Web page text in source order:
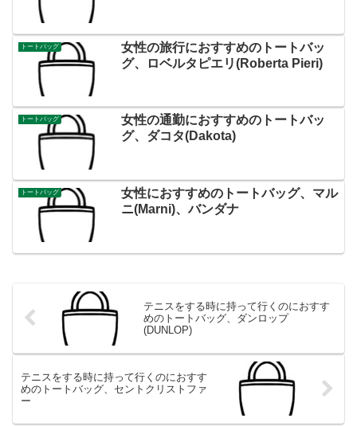
トートバッグ
女性の旅行におすすめのトートバッ
グ、ロベルタピエリ(Roberta Pieri)
トートバッグ
女性の通勤におすすめのトートバッ
グ、ダコタ(Dakota)
トートバッグ
女性におすすめのトートバッグ、マル
ニ(Marni)、バンダナ
テニスをする時に持って行くのにおすす
めのトートバッグ、ダンロップ
(DUNLOP)
テニスをする時に持って行くのにおすす
めのトートバッグ、セントクリストファ
ー